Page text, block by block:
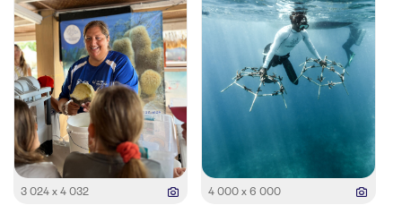
3 024 x 4 032 4 000 x 6 000